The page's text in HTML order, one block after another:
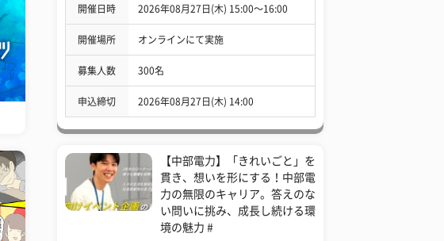
開催日時 2026年08月27日(木) 15:00〜16:00
開催場所 オンラインにて実施
募集人数 300名
申込締切 2026年08月27日(木) 14:00
【中部電力】「きれいごと」を
貫き、想いを形にする！中部電
力の無限のキャリア。答えのな
い問いに挑み、成長し続ける環
境の魅力 #